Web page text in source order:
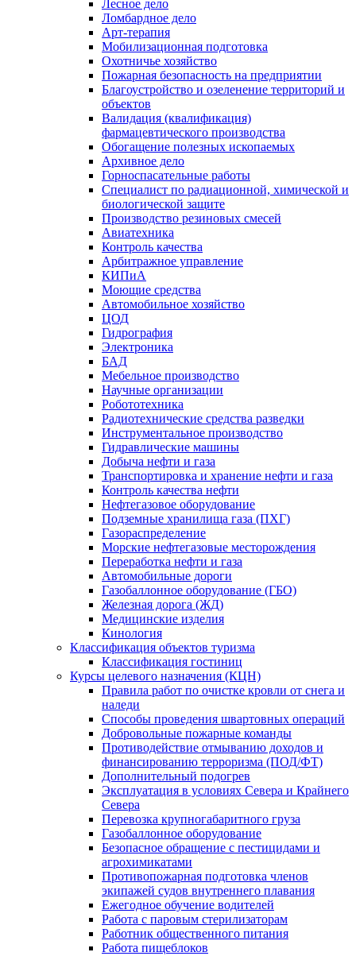
Лесное дело
Ломбардное дело
Арт-терапия
Мобилизационная подготовка
Охотничье хозяйство
Пожарная безопасность на предприятии
Благоустройство и озеленение территорий и
объектов
Валидация (квалификация)
фармацевтического производства
Обогащение полезных ископаемых
Архивное дело
Горноспасательные работы
Специалист по радиационной, химической и
биологической защите
Производство резиновых смесей
Авиатехника
Контроль качества
Арбитражное управление
КИПиА
Моющие средства
Автомобильное хозяйство
ЦОД
Гидрография
Электроника
БАД
Мебельное производство
Научные организации
Робототехника
Радиотехнические средства разведки
Инструментальное производство
Гидравлические машины
Добыча нефти и газа
Транспортировка и хранение нефти и газа
Контроль качества нефти
Нефтегазовое оборудование
Подземные хранилища газа (ПХГ)
Газораспределение
Морские нефтегазовые месторождения
Переработка нефти и газа
Автомобильные дороги
Газобаллонное оборудование (ГБО)
Железная дорога (ЖД)
Медицинские изделия
Кинология
Классификация объектов туризма
Классификация гостиниц
Курсы целевого назначения (КЦН)
Правила работ по очистке кровли от снега и
наледи
Способы проведения швартовных операций
Добровольные пожарные команды
Противодействие отмыванию доходов и
финансированию терроризма (ПОД/ФТ)
Дополнительный подогрев
Эксплуатация в условиях Севера и Крайнего
Севера
Перевозка крупногабаритного груза
Газобаллонное оборудование
Безопасное обращение с пестицидами и
агрохимикатами
Противопожарная подготовка членов
экипажей судов внутреннего плавания
Ежегодное обучение водителей
Работа с паровым стерилизаторам
Работник общественного питания
Работа пищеблоков